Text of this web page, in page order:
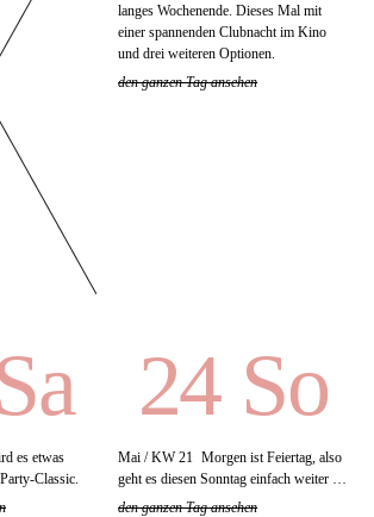
langes Wochenende. Dieses Mal mit
einer spannenden Clubnacht im Kino
und drei weiteren Optionen.
den ganzen Tag ansehen
24 So
Mai / KW 21 Morgen ist Feiertag, also
geht es diesen Sonntag einfach weiter …
den ganzen Tag ansehen
es etwas
Classic.